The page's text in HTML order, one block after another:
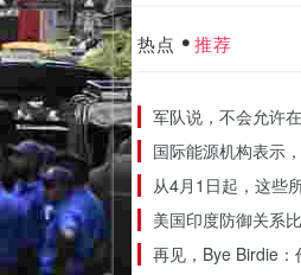
热点 推荐
军队说，不会允许
国际能源机构表示
从4月1日起，这些
美国印度防御关系
再见，Bye Birdie：